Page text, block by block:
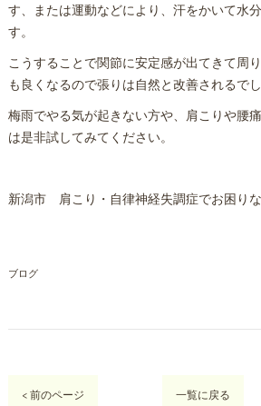
す、または運動などにより、汗をかいて水
す。
こうすることで関節に安定感が出てきて周
も良くなるので張りは自然と改善されるでし
梅雨でやる気が起きない方や、肩こりや腰
は是非試してみてください。
新潟市 肩こり・自律神経失調症でお困り
ブログ
< 前のページ 一覧に戻る